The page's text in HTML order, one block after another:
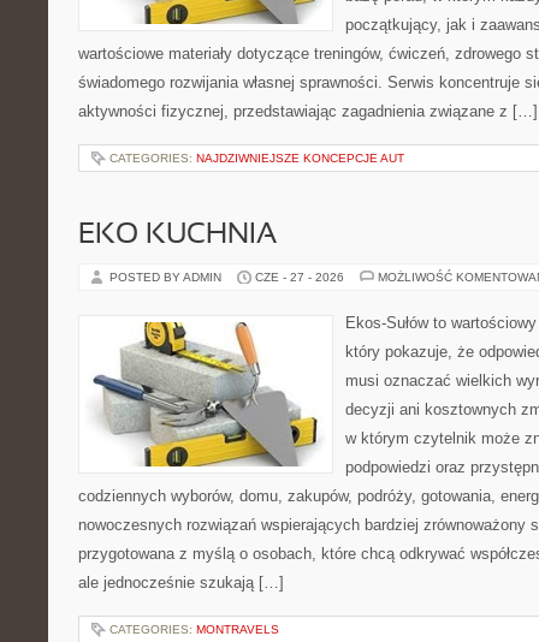
początkujący, jak i
wartościowe materiały dotyczące treningów, ćwiczeń, zdrowego
świadomego rozwijania własnej sprawności. Serwis koncentruje
aktywności fizycznej, przedstawiając zagadnienia związane z […]
CATEGORIES: NAJDZIWNIEJSZE KONCEPCJE AUT
EKO KUCHNIA
POSTED BY ADMIN CZE - 27 - 2026 MOŻLIWOŚĆ
Ekos-Sułów to
który pokazuje, że
musi oznaczać wielkich
decyzji ani kosztownych
w którym czytelnik może
podpowiedzi oraz
codziennych wyborów, domu, zakupów, podróży, gotowania,
nowoczesnych rozwiązań wspierających bardziej zrównoważony
przygotowana z myślą o osobach, które chcą odkrywać
ale jednocześnie szukają […]
CATEGORIES: MONTRAVELS